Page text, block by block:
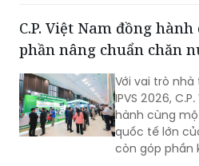
người Việt
Với vai trò
IPVS 2026,
hành cùng
quốc tế lớn
còn góp phần
môn với thực
Nam. Thông
hàng triển
Madame Nguyễn Thị